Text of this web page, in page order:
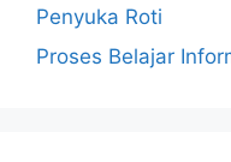
Penyuka Roti
Proses Belajar